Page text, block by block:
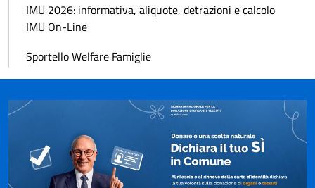
IMU 2026: informativa, aliquote, detrazioni e calcolo
IMU On-Line
Sportello Welfare Famiglie